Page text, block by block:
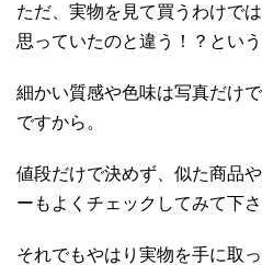
ただ、実物を見て買うわけで
思っていたのと違う！？という
細かい質感や色味は写真だけ
ですから。
値段だけで決めず、似た商品
ーもよくチェックしてみて下さ
それでもやはり実物を手に取